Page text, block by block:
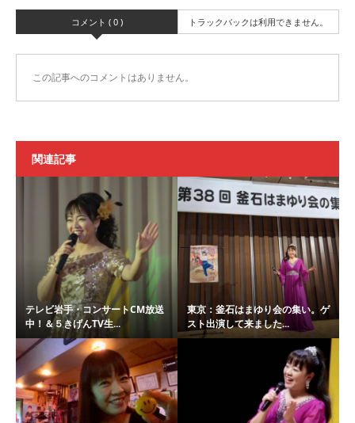
コメント ( 0 ) トラックバックは利用できません。
この記事へのコメントはありません。
関連記事
テレビ岩手・コンサートCM放送
中！＆５きげんTV生...
東京：釜石はまゆり会の集い。ゲ
スト出演して来ました...